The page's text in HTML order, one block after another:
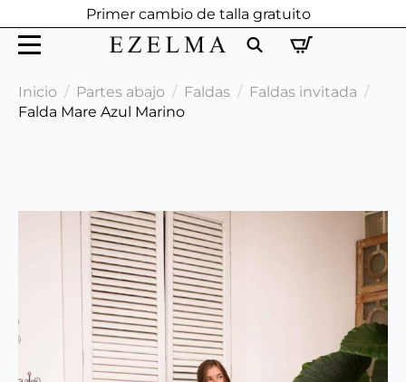
Primer cambio de talla gratuito
for:
Inicio Partes abajo Faldas
Faldas invitada
Falda Mare Azul Marino